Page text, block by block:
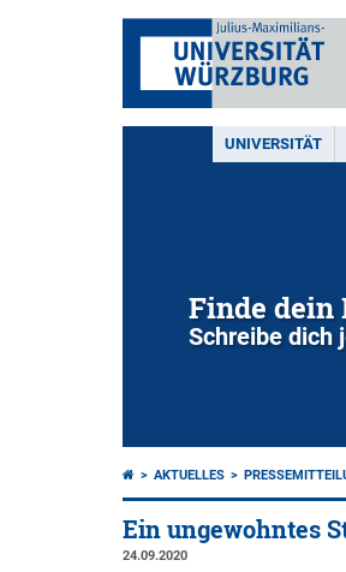
UNIVERSITÄT
Finde dein
Schreibe dich
AKTUELLES
Ein ungewohntes
24.09.2020